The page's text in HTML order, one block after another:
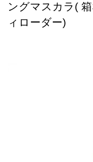
ングマスカラ(
ィローダー)